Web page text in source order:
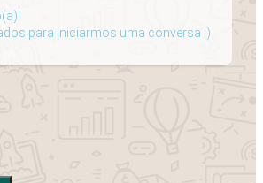
para iniciarmos uma conversa :)